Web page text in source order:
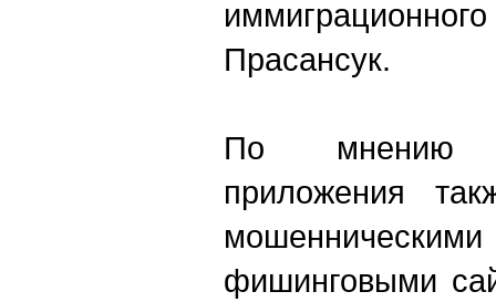
Прасансук.
По мнению
приложения
фишинговыми